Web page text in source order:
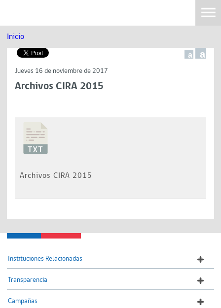
Inicio
a a
Jueves 16 de noviembre de 2017
Archivos CIRA 2015
Archivos CIRA 2015
Instituciones Relacionadas
Transparencia
Campañas